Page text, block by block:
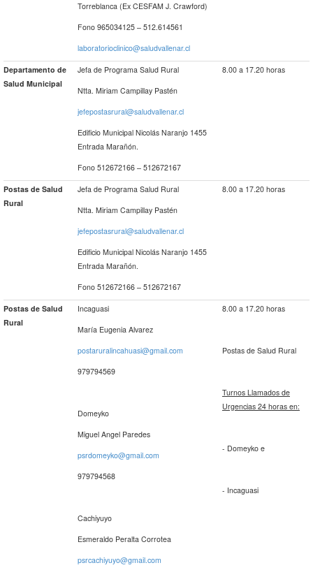
Torreblanca (Ex CESFAM J. Crawford)
Fono 965034125 – 512.614561
laboratorioclinico@saludvallenar.cl
Departamento de
Salud Municipal
Jefa de Programa Salud Rural
Ntta. Miriam Campillay Pastén
jefepostasrural@saludvallenar.cl
Edificio Municipal Nicolás Naranjo 1455
Entrada Marañón.
Fono 512672166 – 512672167
8.00 a 17.20 horas
Postas de Salud
Rural
Jefa de Programa Salud Rural
Ntta. Miriam Campillay Pastén
jefepostasrural@saludvallenar.cl
Edificio Municipal Nicolás Naranjo 1455
Entrada Marañón.
Fono 512672166 – 512672167
8.00 a 17.20 horas
Postas de Salud
Rural
Incaguasi
María Eugenia Alvarez
postaruralincahuasi@gmail.com
979794569
Domeyko
Miguel Angel Paredes
psrdomeyko@gmail.com
979794568
Cachiyuyo
Esmeraldo Peralta Corrotea
psrcachiyuyo@gmail.com
8.00 a 17.20 horas
Postas de Salud Rural
Turnos Llamados de
Urgencias 24 horas en:
- Domeyko e
- Incaguasi